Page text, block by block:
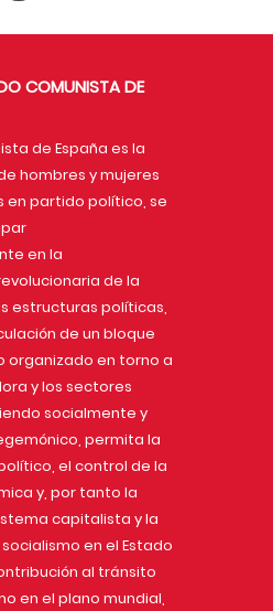
COMUNISTA DE
de España es la
hombres y mujeres
en partido político, se
en la
de la
estructuras políticas,
de un bloque
organizado en torno a
y los sectores
socialmente y
permita la
el control de la
y, por tanto la
capitalista y la
en el Estado
al tránsito
en el plano mundial,